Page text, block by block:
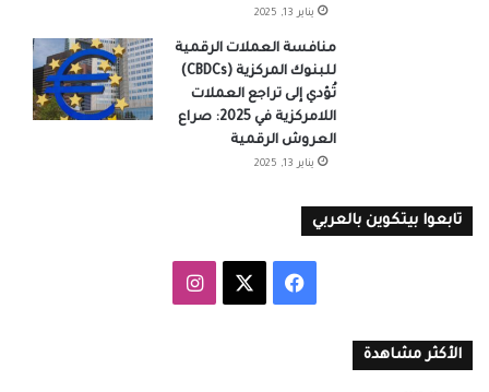
يناير 13, 2025
منافسة العملات الرقمية
للبنوك المركزية (CBDCs)
تُؤدي إلى تراجع العملات
اللامركزية في 2025: صراع
العروش الرقمية
يناير 13, 2025
تابعوا بيتكوين بالعربي
فيسبوك انستقرام
الأكثر مشاهدة